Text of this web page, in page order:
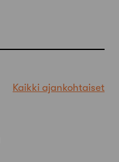
Kaikki ajankohtaiset